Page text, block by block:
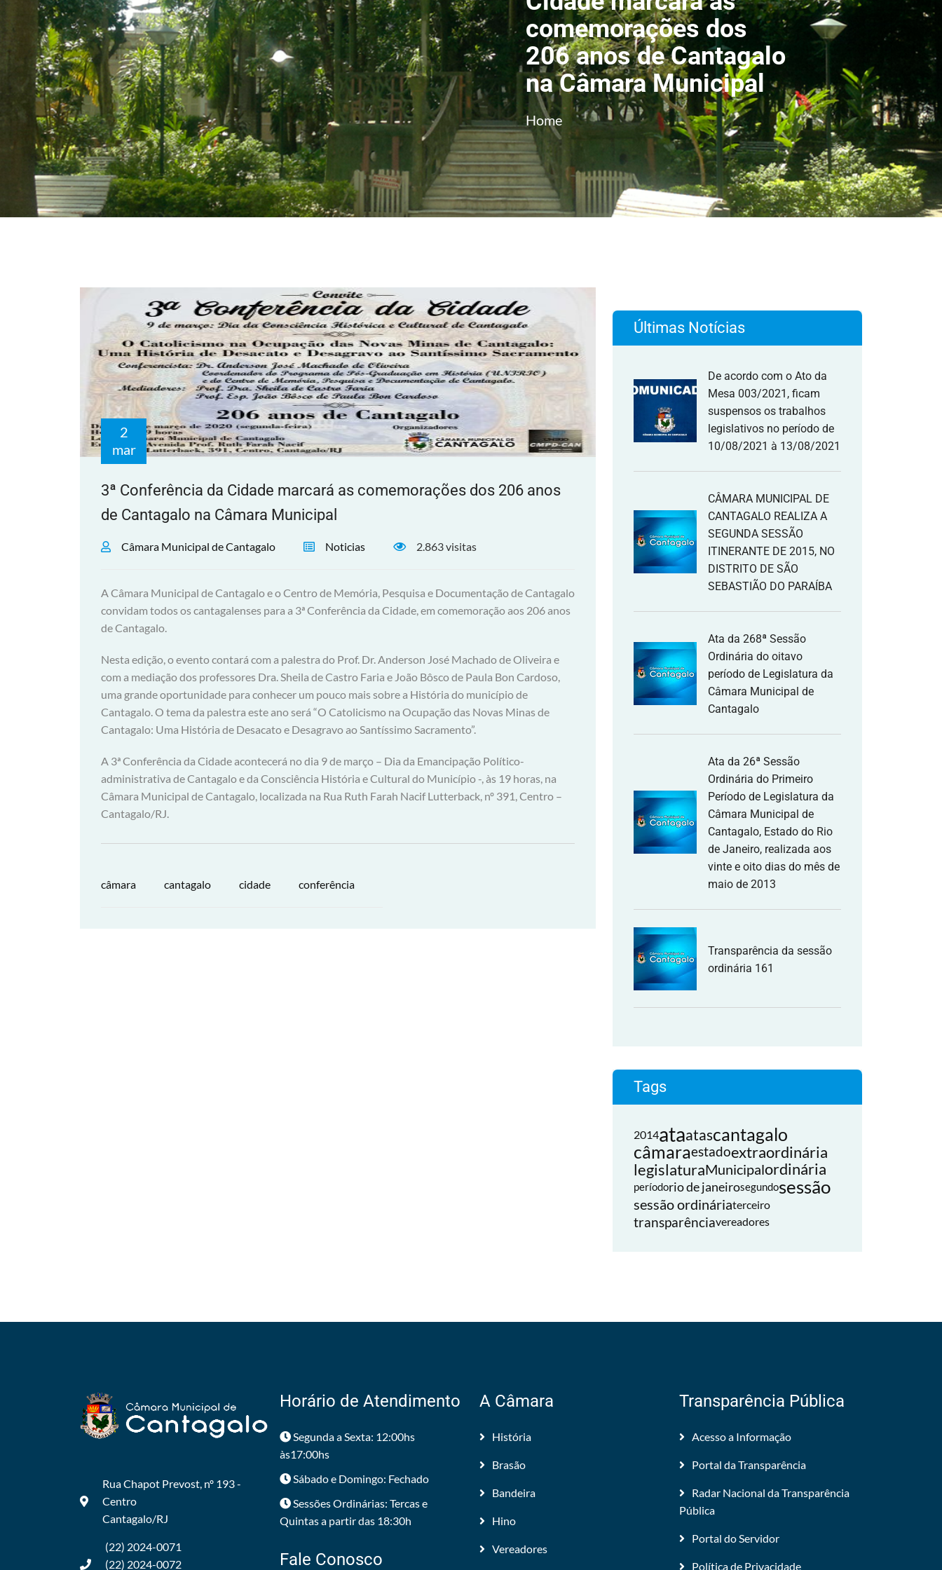
comemorações dos
206 anos de Cantagalo
na Câmara Municipal
Home
2
mar
3ª Conferência da Cidade marcará as comemorações dos 206 anos
de Cantagalo na Câmara Municipal
Câmara Municipal de Cantagalo Noticias 2.863 visitas
A Câmara Municipal de Cantagalo e o Centro de Memória, Pesquisa e Documentação de Cantagalo
convidam todos os cantagalenses para a 3ª Conferência da Cidade, em comemoração aos 206 anos
de Cantagalo.
Nesta edição, o evento contará com a palestra do Prof. Dr. Anderson José Machado de Oliveira e
com a mediação dos professores Dra. Sheila de Castro Faria e João Bôsco de Paula Bon Cardoso,
uma grande oportunidade para conhecer um pouco mais sobre a História do município de
Cantagalo. O tema da palestra este ano será “O Catolicismo na Ocupação das Novas Minas de
Cantagalo: Uma História de Desacato e Desagravo ao Santíssimo Sacramento”.
A 3ª Conferência da Cidade acontecerá no dia 9 de março – Dia da Emancipação Político-
administrativa de Cantagalo e da Consciência História e Cultural do Município -, às 19 horas, na
Câmara Municipal de Cantagalo, localizada na Rua Ruth Farah Nacif Lutterback, nº 391, Centro –
Cantagalo/RJ.
câmara cantagalo cidade conferência
Últimas Notícias
De acordo com o Ato da
Mesa 003/2021, ficam
suspensos os trabalhos
legislativos no período de
10/08/2021 à 13/08/2021
CÂMARA MUNICIPAL DE
CANTAGALO REALIZA A
SEGUNDA SESSÃO
ITINERANTE DE 2015, NO
DISTRITO DE SÃO
SEBASTIÃO DO PARAÍBA
Ata da 268ª Sessão
Ordinária do oitavo
período de Legislatura da
Câmara Municipal de
Cantagalo
Ata da 26ª Sessão
Ordinária do Primeiro
Período de Legislatura da
Câmara Municipal de
Cantagalo, Estado do Rio
de Janeiro, realizada aos
vinte e oito dias do mês de
maio de 2013
Transparência da sessão
ordinária 161
Tags
2014ataatascantagalo
câmaraestadoextraordinária
legislaturaMunicipalordinária
períodorio de janeirosegundosessão
sessão ordináriaterceiro
transparênciavereadores
Rua Chapot Prevost, nº 193 -
Centro
Cantagalo/RJ
(22) 2024-0071
(22) 2024-0072
Horário de Atendimento
Segunda a Sexta: 12:00hs
às17:00hs
Sábado e Domingo: Fechado
Sessões Ordinárias: Tercas e
Quintas a partir das 18:30h
Fale Conosco
A Câmara
História
Brasão
Bandeira
Hino
Vereadores
Transparência Pública
Acesso a Informação
Portal da Transparência
Radar Nacional da Transparência
Pública
Portal do Servidor
Política de Privacidade